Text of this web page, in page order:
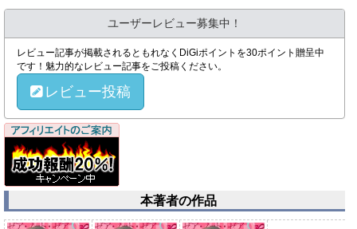
ユーザーレビュー募集中！
レビュー記事が掲載されるともれなくDiGiポイントを30ポイント贈呈中
です！魅力的なレビュー記事をご投稿ください。
レビュー投稿
本著者の作品